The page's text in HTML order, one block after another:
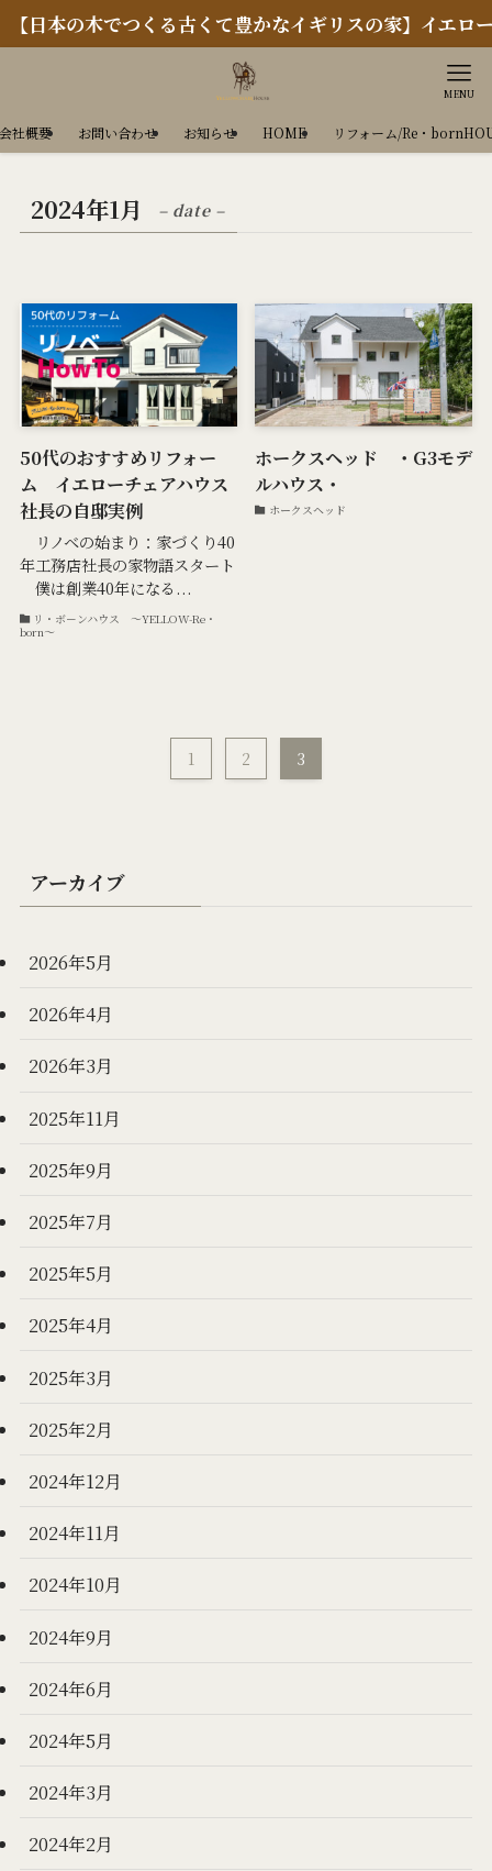
本の木でつくる古くて豊かなイギリスの家】イエローチ
MENU
会社概要 お問い合わせ お知らせ HOME リフォーム/Re・
2024年1月 – date –
50代のおすすめリフォー
ム イエローチェアハウス
社長の自邸実例
リノベの始まり：家づくり40
年工務店社長の家物語スタート
僕は創業40年になる...
リ・ボ－ンハウス ～YELLOW-Re・
born～
ホークスヘッド ・G3モデ
ルハウス・
ホークスヘッド
1 2 3
アーカイブ
2026年5月
2026年4月
2026年3月
2025年11月
2025年9月
2025年7月
2025年5月
2025年4月
2025年3月
2025年2月
2024年12月
2024年11月
2024年10月
2024年9月
2024年6月
2024年5月
2024年3月
2024年2月